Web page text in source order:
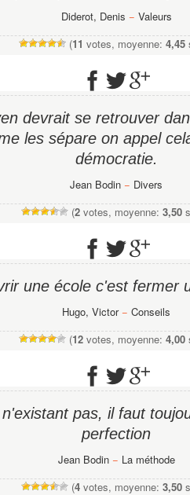
Diderot, Denis − Valeurs
(11 votes, moyenne: 4,45
devrait se retrouver
les sépare on appel
démocratie.
Jean Bodin − Divers
(2 votes, moyenne: 3,50
une école c'est fermer
Hugo, Victor− Conseils
(12votes, moyenne: 4,00
pas, il faut
perfection
Jean Bodin− La méthode
(4 votes, moyenne: 3,50